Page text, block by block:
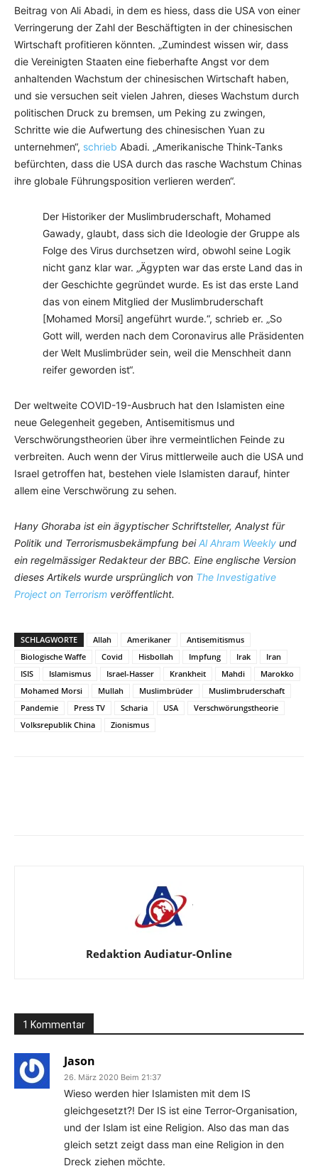
Beitrag von Ali Abadi, in dem es hiess, dass die USA von einer
Verringerung der Zahl der Beschäftigten in der chinesischen
Wirtschaft profitieren könnten. „Zumindest wissen wir, dass
die Vereinigten Staaten eine fieberhafte Angst vor dem
anhaltenden Wachstum der chinesischen Wirtschaft haben,
und sie versuchen seit vielen Jahren, dieses Wachstum durch
politischen Druck zu bremsen, um Peking zu zwingen,
Schritte wie die Aufwertung des chinesischen Yuan zu
unternehmen“, schrieb Abadi. „Amerikanische Think-Tanks
befürchten, dass die USA durch das rasche Wachstum Chinas
ihre globale Führungsposition verlieren werden“.
Der Historiker der Muslimbruderschaft, Mohamed
Gawady, glaubt, dass sich die Ideologie der Gruppe als
Folge des Virus durchsetzen wird, obwohl seine Logik
nicht ganz klar war. „Ägypten war das erste Land das in
der Geschichte gegründet wurde. Es ist das erste Land
das von einem Mitglied der Muslimbruderschaft
[Mohamed Morsi] angeführt wurde.“, schrieb er. „So
Gott will, werden nach dem Coronavirus alle Präsidenten
der Welt Muslimbrüder sein, weil die Menschheit dann
reifer geworden ist“.
Der weltweite COVID-19-Ausbruch hat den Islamisten eine
neue Gelegenheit gegeben, Antisemitismus und
Verschwörungstheorien über ihre vermeintlichen Feinde zu
verbreiten. Auch wenn der Virus mittlerweile auch die USA und
Israel getroffen hat, bestehen viele Islamisten darauf, hinter
allem eine Verschwörung zu sehen.
Hany Ghoraba ist ein ägyptischer Schriftsteller, Analyst für
Politik und Terrorismusbekämpfung beiAl Ahram Weekly und
ein regelmässiger Redakteur der BBC. Eine englische Version
dieses Artikels wurde ursprünglich von The Investigative
Project on Terrorism veröffentlicht.
SCHLAGWORTE Allah Amerikaner
Antisemitismus
Biologische Waffe
Covid Hisbollah Impfung Irak
Iran
ISIS
Islamismus Israel-Hasser Krankheit Mahdi
Marokko
Mohamed Morsi
Mullah Muslimbrüder
Muslimbruderschaft
Pandemie
Press TV Scharia USA
Verschwörungstheorie
Volksrepublik China
Zionismus
Redaktion Audiatur-Online
1 Kommentar
Jason
26. März 2020 Beim 21:37
Wieso werden hier Islamisten mit dem IS
gleichgesetzt?! Der IS ist eine Terror-Organisation,
und der Islam ist eine Religion. Also das man das
gleich setzt zeigt dass man eine Religion in den
Dreck ziehen möchte.